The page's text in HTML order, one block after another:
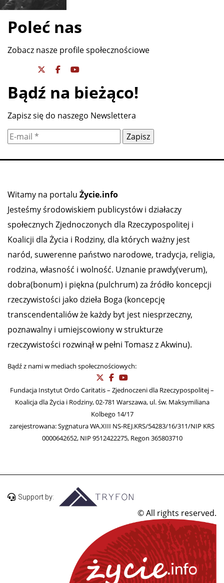
Poleć nas
Zobacz nasze profile społecznościowe
Bądź na bieżąco!
Zapisz się do naszego Newslettera
Witamy na portalu Życie.info
Jesteśmy środowiskiem publicystów i działaczy
społecznych Zjednoczonych dla Rzeczypospolitej i
Koalicji dla Życia i Rodziny, dla których ważny jest
naród, suwerenne państwo narodowe, tradycja, religia,
rodzina, własność i wolność. Uznanie prawdy(verum),
dobra(bonum) i piękna (pulchrum) za źródło koncepcji
rzeczywistości jako dzieła Boga (koncepcję
transcendentaliów że każdy byt jest niesprzeczny,
poznawalny i umiejscowiony w strukturze
rzeczywistości rozwinął w pełni Tomasz z Akwinu).
Bądź z nami w mediach społecznościowych:
Fundacja Instytut Ordo Caritatis – Zjednoczeni dla Rzeczypospolitej –
Koalicja dla Życia i Rodziny, 02-781 Warszawa, ul. św. Maksymiliana
Kolbego 14/17
zarejestrowana: Sygnatura WA.XIII NS-REJ.KRS/54283/16/311/NIP KRS
0000642652, NIP 9512422275, Regon 365803710
Support by:
© All rights reserved.